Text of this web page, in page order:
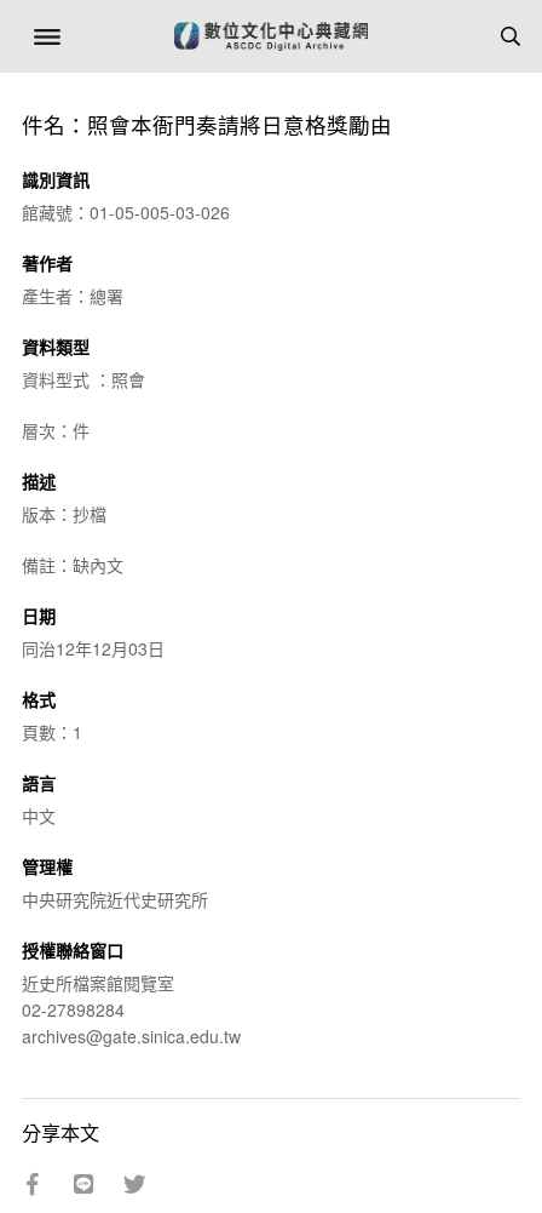
件名：照會本衙門奏請將日意格獎勵由
識別資訊
館藏號：01-05-005-03-026
著作者
產生者：總署
資料類型
資料型式 ：照會
層次：件
描述
版本：抄檔
備註：缺內文
日期
同治12年12月03日
格式
頁數：1
語言
中文
管理權
中央研究院近代史研究所
授權聯絡窗口
近史所檔案館閱覽室
02-27898284
archives@gate.sinica.edu.tw
分享本文